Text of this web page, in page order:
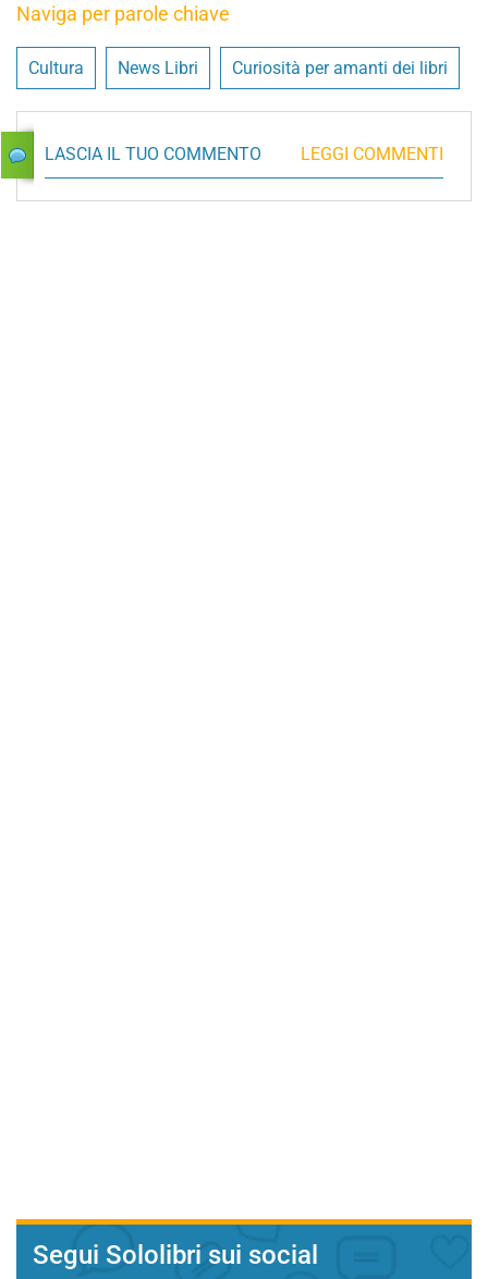
Naviga per parole chiave
Cultura News Libri Curiosità per amanti dei libri
LASCIA IL TUO COMMENTO LEGGI COMMENTI
Segui Sololibri sui social